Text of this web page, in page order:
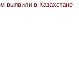
выявили в Казахстане